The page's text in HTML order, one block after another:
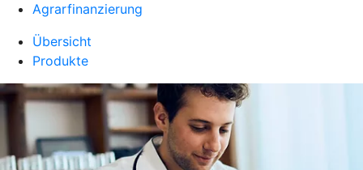
Agrarfinanzierung
Übersicht
Produkte